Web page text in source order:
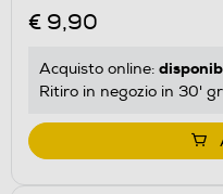
€ 9,90
Acquisto online:
Ritiro in negozio in 30'